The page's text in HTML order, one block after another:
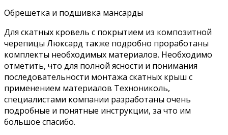
Обрешетка и подшивка мансарды
Для скатных кровель с покрытием из композитной
черепицы Люксард также подробно проработаны
комплекты необходимых материалов. Необходимо
отметить, что для полной ясности и понимания
последовательности монтажа скатных крыш с
применением материалов Технониколь,
специалистами компании разработаны очень
подробные и понятные инструкции, за что им
большое спасибо.